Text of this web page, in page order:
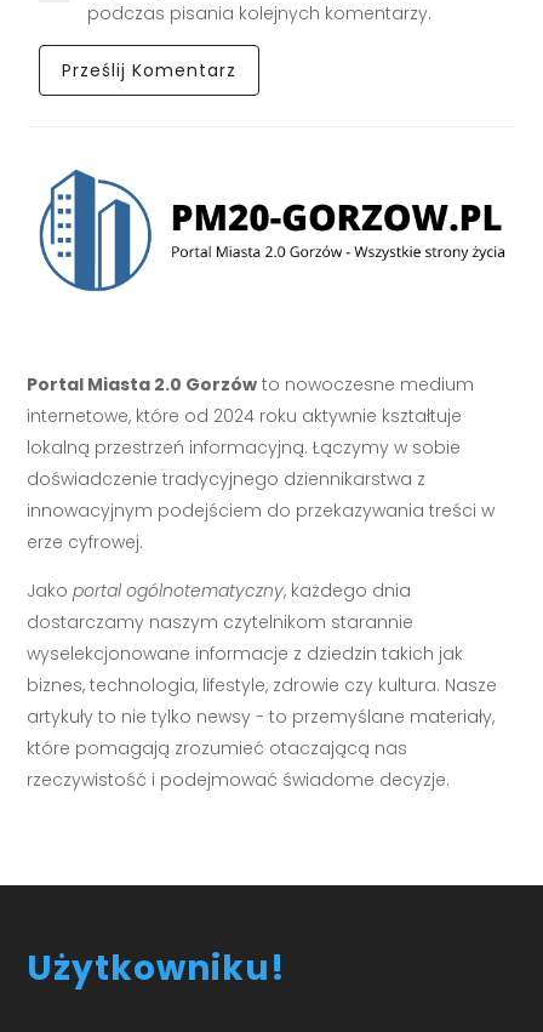
podczas pisania kolejnych komentarzy.
Portal Miasta 2.0 Gorzów to nowoczesne medium
internetowe, które od 2024 roku aktywnie kształtuje
lokalną przestrzeń informacyjną. Łączymy w sobie
doświadczenie tradycyjnego dziennikarstwa z
innowacyjnym podejściem do przekazywania treści w
erze cyfrowej.
Jakoportal ogólnotematyczny, każdego dnia
dostarczamy naszym czytelnikom starannie
wyselekcjonowane informacje z dziedzin takich jak
biznes, technologia, lifestyle, zdrowie czy kultura. Nasze
artykuły to nie tylko newsy - to przemyślane materiały,
które pomagają zrozumieć otaczającą nas
rzeczywistość i podejmować świadome decyzje.
Użytkowniku!